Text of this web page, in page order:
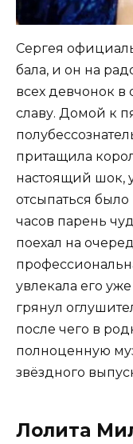
Сергея
бала, и он на
всех девчонок в
славу. Домой к
притащила
настоящий шок,
отсыпаться было
часов парень
поехал на
увлекала его
грянул
после чего в
полноценную
звёздного
Лолита